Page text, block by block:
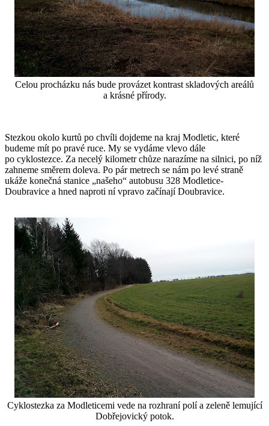
Celou procházku nás bude provázet kontrast skladových areálů
a krásné přírody.
Stezkou okolo kurtů po chvíli dojdeme na kraj Modletic, které
budeme mít po pravé ruce. My se vydáme vlevo dále
po cyklostezce. Za necelý kilometr chůze narazíme na silnici, po níž
zahneme směrem doleva. Po pár metrech se nám po levé straně
ukáže konečná stanice „našeho“ autobusu 328 Modletice-
Doubravice a hned naproti ní vpravo začínají Doubravice.
Cyklostezka za Modleticemi vede na rozhraní polí a zeleně lemující
Dobřejovický potok.